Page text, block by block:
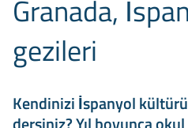
Granada,
gezileri
Kendinizi İspanyol